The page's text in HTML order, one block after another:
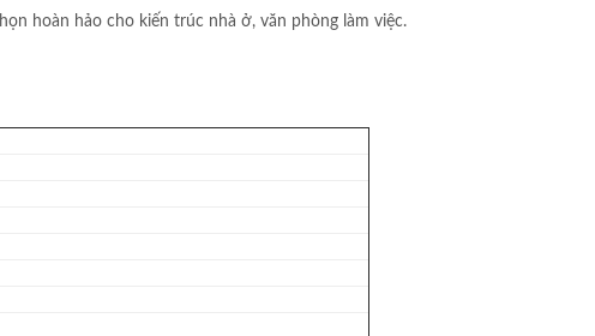
hoàn hảo cho kiến trúc nhà ở, văn phòng làm việc.